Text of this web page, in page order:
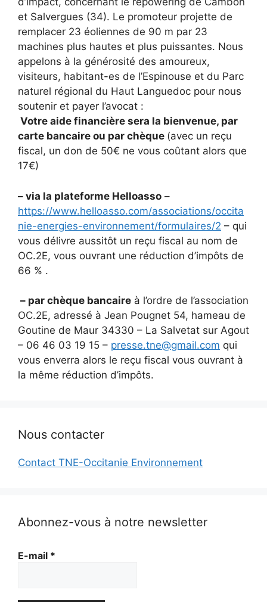
et Salvergues (34). Le promoteur projette de
remplacer 23 éoliennes de 90 m par 23
machines plus hautes et plus puissantes. Nous
appelons à la générosité des amoureux,
visiteurs, habitant-es de l’Espinouse et du Parc
naturel régional du Haut Languedoc pour nous
soutenir et payer l’avocat :
Votre aide financière sera la bienvenue, par
carte bancaire ou par chèque (avec un reçu
fiscal, un don de 50€ ne vous coûtant alors que
17€)
– via la plateforme Helloasso –
https://www.helloasso.com/associations/occita
nie-energies-environnement/formulaires/2 – qui
vous délivre aussitôt un reçu fiscal au nom de
OC.2E, vous ouvrant une réduction d’impôts de
66 % .
– par chèque bancaire à l’ordre de l’association
OC.2E, adressé à Jean Pougnet 54, hameau de
Goutine de Maur 34330 – La Salvetat sur Agout
– 06 46 03 19 15 – presse.tne@gmail.com qui
vous enverra alors le reçu fiscal vous ouvrant à
la même réduction d’impôts.
Nous contacter
Contact TNE-Occitanie Environnement
Abonnez-vous à notre newsletter
E-mail *